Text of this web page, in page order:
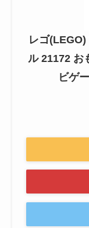
レゴ
ル 21172 お
ビゲ